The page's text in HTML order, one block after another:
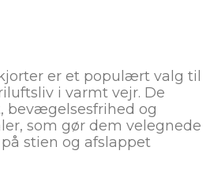
er et populært valg til
i varmt vejr. De
bevægelsesfrihed og
som gør dem velegnede
stien og afslappet